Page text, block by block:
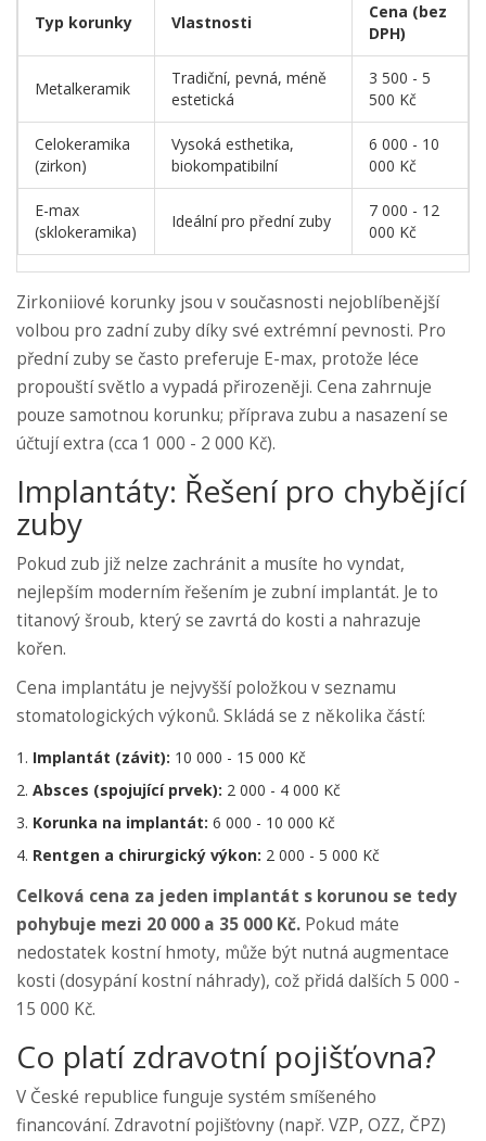
Typ korunky Vlastnosti
Cena (bez
DPH)
Metalkeramik
Tradiční, pevná, méně
estetická
3 500 - 5
500 Kč
Celokeramika
(zirkon)
Vysoká esthetika,
biokompatibilní
6 000 - 10
000 Kč
E-max
(sklokeramika)
Ideální pro přední zuby
7 000 - 12
000 Kč
Zirkoniiové korunky jsou v současnosti nejoblíbenější
volbou pro zadní zuby díky své extrémní pevnosti. Pro
přední zuby se často preferuje E-max, protože léce
propouští světlo a vypadá přirozeněji. Cena zahrnuje
pouze samotnou korunku; příprava zubu a nasazení se
účtují extra (cca 1 000 - 2 000 Kč).
Implantáty: Řešení pro chybějící
zuby
Pokud zub již nelze zachránit a musíte ho vyndat,
nejlepším moderním řešením je zubní implantát. Je to
titanový šroub, který se zavrtá do kosti a nahrazuje
kořen.
Cena implantátu je nejvyšší položkou v seznamu
stomatologických výkonů. Skládá se z několika částí:
Implantát (závit): 10 000 - 15 000 Kč
Absces (spojující prvek): 2 000 - 4 000 Kč
Korunka na implantát: 6 000 - 10 000 Kč
Rentgen a chirurgický výkon: 2 000 - 5 000 Kč
Celková cena za jeden implantát s korunou se tedy
pohybuje mezi 20 000 a 35 000 Kč. Pokud máte
nedostatek kostní hmoty, může být nutná augmentace
kosti (dosypání kostní náhrady), což přidá dalších 5 000 -
15 000 Kč.
Co platí zdravotní pojišťovna?
V České republice funguje systém smíšeného
financování. Zdravotní pojišťovny (např. VZP, OZZ, ČPZ)